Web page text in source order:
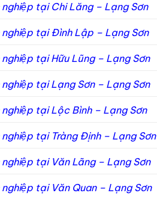
tại Chi Lăng – Lạng Sơn
tại Đình Lập – Lạng Sơn
tại Hữu Lũng – Lạng Sơn
tại Lạng Sơn – Lạng Sơn
tại Lộc Bình – Lạng Sơn
tại Tràng Định – Lạng Sơn
tại Văn Lãng – Lạng Sơn
tại Văn Quan – Lạng Sơn